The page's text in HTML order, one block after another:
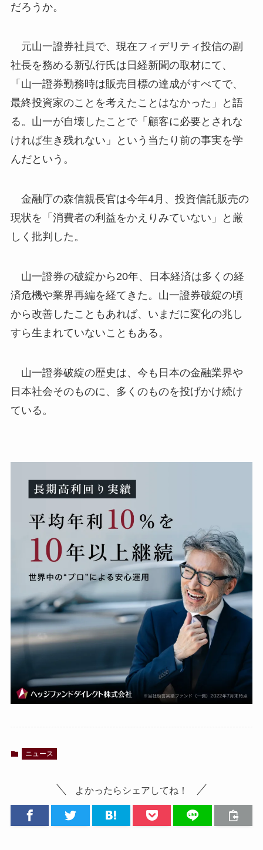
だろうか。
元山一證券社員で、現在フィデリティ投信の副
社長を務める新弘行氏は日経新聞の取材にて、
「山一證券勤務時は販売目標の達成がすべてで、
最終投資家のことを考えたことはなかった」と語
る。山一が自壊したことで「顧客に必要とされな
ければ生き残れない」という当たり前の事実を学
んだという。
金融庁の森信親長官は今年4月、投資信託販売の
現状を「消費者の利益をかえりみていない」と厳
しく批判した。
山一證券の破綻から20年、日本経済は多くの経
済危機や業界再編を経てきた。山一證券破綻の頃
から改善したこともあれば、いまだに変化の兆し
すら生まれていないこともある。
山一證券破綻の歴史は、今も日本の金融業界や
日本社会そのものに、多くのものを投げかけ続け
ている。
ニュース
よかったらシェアしてね！